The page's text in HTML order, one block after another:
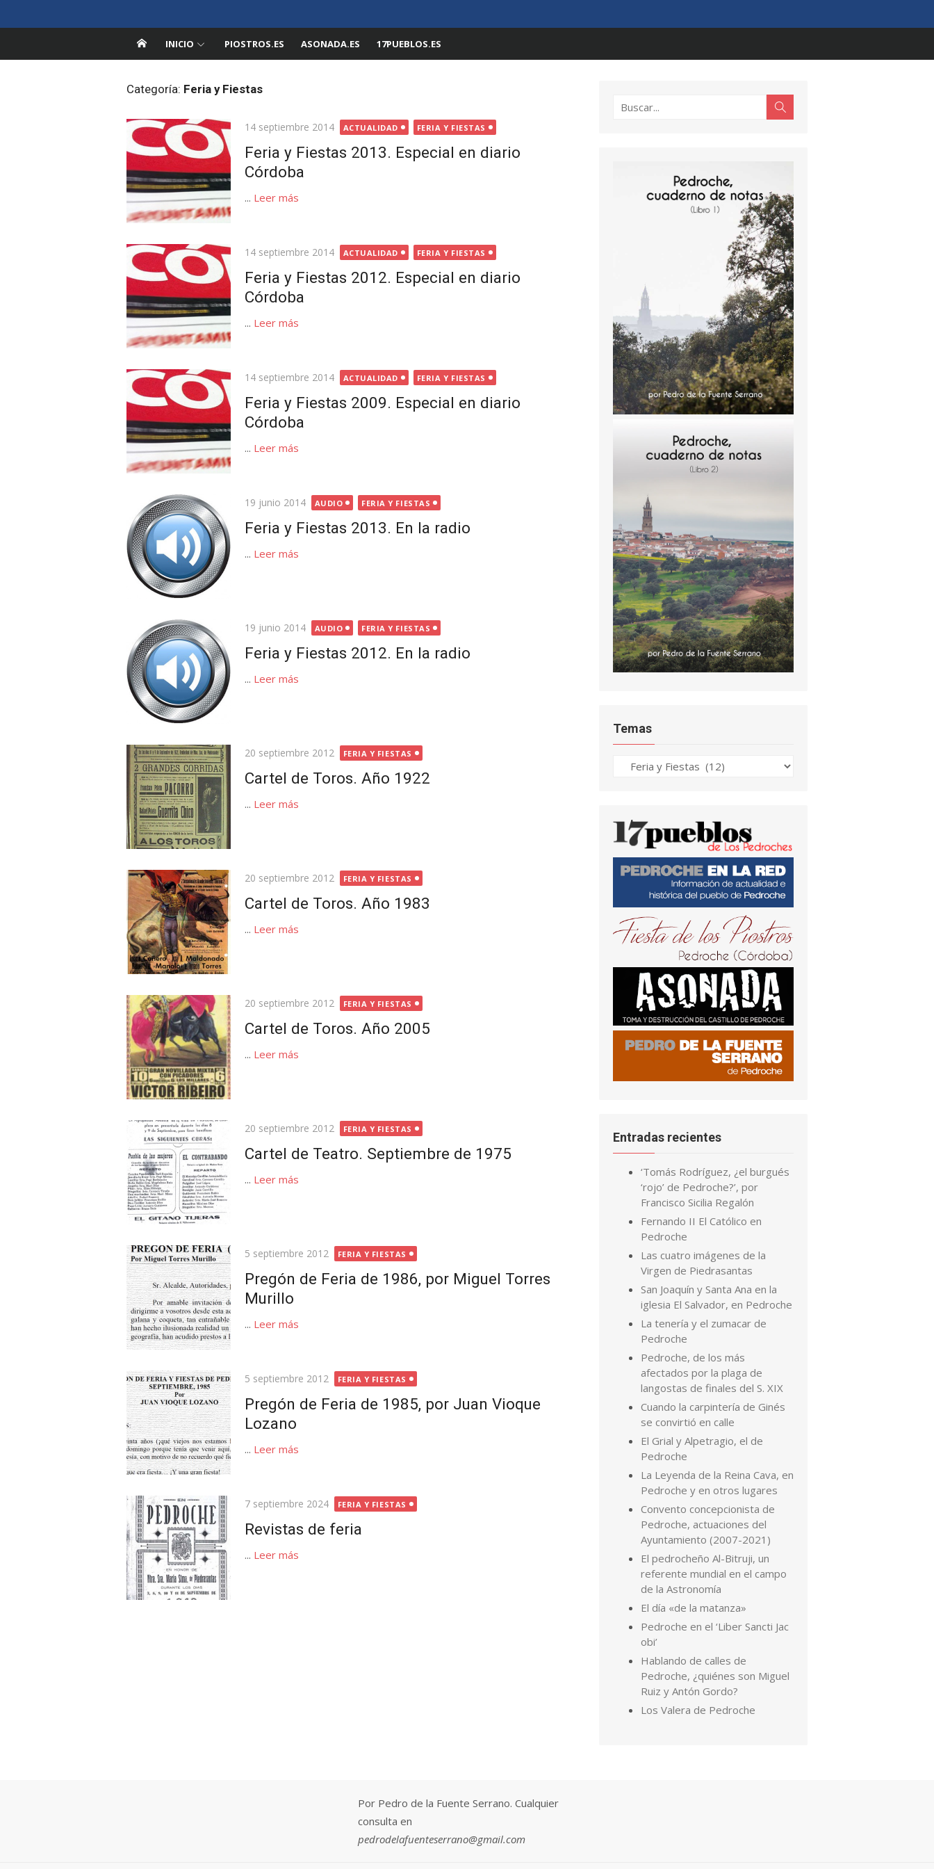
al
Pedroche en la Red
Información sobre Pedroche, Córdoba
INICIO
PIOSTROS.ES ASONADA.ES 17PUEBLOS.ES
Categoría: Feria y Fiestas
Publicada
14 septiembre 2014 ACTUALIDAD FERIA Y FIESTAS
Feria y Fiestas 2013. Especial en diario
Córdoba
... Leer más
Publicada
14 septiembre 2014 ACTUALIDAD FERIA Y FIESTAS
Feria y Fiestas 2012. Especial en diario
Córdoba
... Leer más
Publicada
14 septiembre 2014 ACTUALIDAD FERIA Y FIESTAS
Feria y Fiestas 2009. Especial en diario
Córdoba
... Leer más
Publicada
19 junio 2014 AUDIO FERIA Y FIESTAS
Feria y Fiestas 2013. En la radio
... Leer más
Publicada
19 junio 2014 AUDIO FERIA Y FIESTAS
Feria y Fiestas 2012. En la radio
... Leer más
Publicada
20 septiembre 2012 FERIA Y FIESTAS
Cartel de Toros. Año 1922
... Leer más
Publicada
20 septiembre 2012 FERIA Y FIESTAS
Cartel de Toros. Año 1983
... Leer más
Publicada
20 septiembre 2012 FERIA Y FIESTAS
Cartel de Toros. Año 2005
... Leer más
Publicada
20 septiembre 2012 FERIA Y FIESTAS
Cartel de Teatro. Septiembre de 1975
... Leer más
Publicada
5 septiembre 2012 FERIA Y FIESTAS
Pregón de Feria de 1986, por Miguel Torres
Murillo
... Leer más
Publicada
5 septiembre 2012 FERIA Y FIESTAS
Pregón de Feria de 1985, por Juan Vioque
Lozano
... Leer más
Publicada
7 septiembre 2024 FERIA Y FIESTAS
Revistas de feria
... Leer más
Buscar:
Temas
Temas
Entradas recientes
‘Tomás Rodríguez, ¿el burgués
‘rojo’ de Pedroche?’, por
Francisco Sicilia Regalón
Fernando II El Católico en
Pedroche
Las cuatro imágenes de la
Virgen de Piedrasantas
San Joaquín y Santa Ana en la
iglesia El Salvador, en Pedroche
La tenería y el zumacar de
Pedroche
Pedroche, de los más
afectados por la plaga de
langostas de finales del S. XIX
Cuando la carpintería de Ginés
se convirtió en calle
El Grial y Alpetragio, el de
Pedroche
La Leyenda de la Reina Cava, en
Pedroche y en otros lugares
Convento concepcionista de
Pedroche, actuaciones del
Ayuntamiento (2007-2021)
El pedrocheño Al-Bitruji, un
referente mundial en el campo
de la Astronomía
El día «de la matanza»
Pedroche en el ‘Liber Sancti Jac
obi’
Hablando de calles de
Pedroche, ¿quiénes son Miguel
Ruiz y Antón Gordo?
Los Valera de Pedroche
Por Pedro de la Fuente Serrano. Cualquier
consulta en
pedrodelafuenteserrano@gmail.com